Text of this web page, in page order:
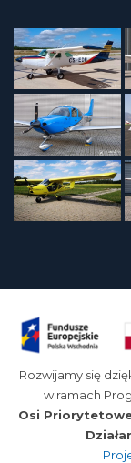
Rozwijamy się
w ramach
Osi